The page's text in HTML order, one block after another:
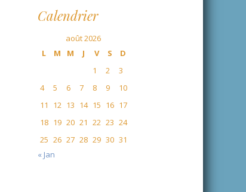
Calendrier
août 2026
L
M M J V S
D
1
2
3
4
5 6 7 8 9
10
11
12 13 14 15 16 17
18 19 20 21 22 23 24
25 26 27 28 29 30 31
« Jan